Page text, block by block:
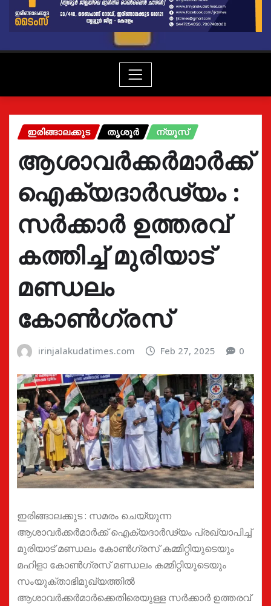
ഇരിങ്ങാലക്കുട തൃശൂർ ന്യൂസ്
ആശാവർക്കർമാർക്ക്
ഐക്യദാർഢ്യം :
സർക്കാർ ഉത്തരവ്
കത്തിച്ച് മുരിയാട്
മണ്ഡലം
കോൺഗ്രസ്
irinjalakudatimes.com Feb 27, 2025 0
ഇരിങ്ങാലക്കുട : സമരം ചെയ്യുന്ന
ആശാവർക്കർമാർക്ക് ഐക്യദാർഢ്യം പ്രഖ്യാപിച്ച്
മുരിയാട് മണ്ഡലം കോൺഗ്രസ് കമ്മിറ്റിയുടെയും
മഹിളാ കോൺഗ്രസ് മണ്ഡലം കമ്മിറ്റിയുടെയും
സംയുക്താഭിമുഖ്യത്തിൽ
ആശാവർക്കർമാർക്കെതിരെയുള്ള സർക്കാർ ഉത്തരവ്